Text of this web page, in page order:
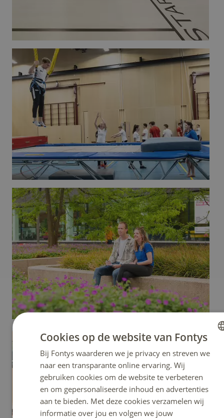
DUTCH
Cookies op de website van Fontys
Bij Fontys waarderen we je privacy en streven we
naar een transparante online ervaring. Wij
gebruiken cookies om de website te verbeteren
en om gepersonaliseerde inhoud en advertenties
aan te bieden. Met deze cookies verzamelen wij
informatie over jou en volgen we jouw